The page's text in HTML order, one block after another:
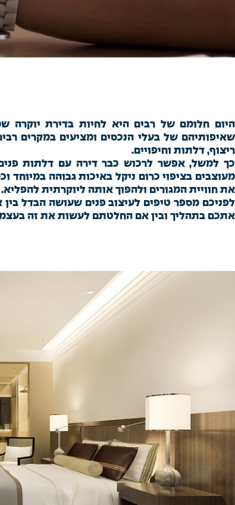
היום חלומם של רבים היא לחיות בדירת יוקרה
שאיפותיהם של בעלי הנכסים ומציעים במקרים
ריצוף, דלתות וחיפויים.
כך למשל, אפשר לרכוש כבר דירה עם דלתות פנים
מעוצבים בציפוי כרום ניקל באיכות גבוהה
את חוויית המגורים ולהפוך אותה ליוקרתית להפליא.
לפניכם מספר טיפים לעיצוב פנים שעושה הבדל
אתכם בתהליך ובין אם החלטתם לעשות את זה